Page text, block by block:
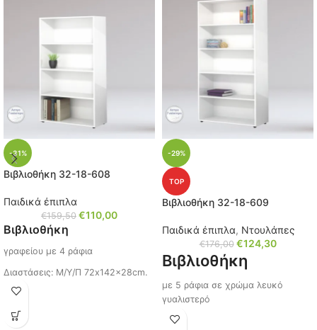
Ίσως σας ενδιαφέρει,
πατήστε τον κωδικό (
67-005)
Χρώμα: Oak Blanco
-31%
Βιβλιοθήκη 32-18-608
Παιδικά έπιπλα
€159,50 €110,00
Βιβλιοθήκη
γραφείου με 4 ράφια
Διαστάσεις: Μ/Υ/Π 72x142x28cm.
Χρώμα: Άσπρο γυαλιστερό
Κωδικός: 32-18-608
-29%
TOP
Βιβλιοθήκη 32-18-609
Παιδικά έπιπλα, Ντουλάπες
€176,00 €124,30
Βιβλιοθήκη
με 5 ράφια σε χρώμα λευκό
γυαλιστερό
Διαστάσεις: Μ/Υ/Π 72x176x28cm.